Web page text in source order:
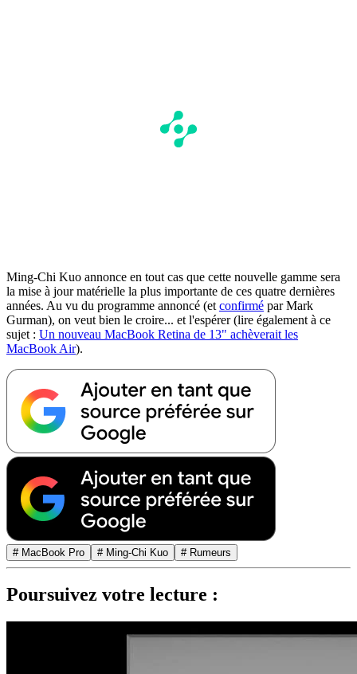
Ming-Chi Kuo annonce en tout cas que cette nouvelle gamme sera
la mise à jour matérielle la plus importante de ces quatre dernières
années. Au vu du programme annoncé (et confirmé par Mark
Gurman), on veut bien le croire... et l'espérer (lire également à ce
sujet : Un nouveau MacBook Retina de 13" achèverait les
MacBook Air).
# MacBook Pro # Ming-Chi Kuo # Rumeurs
Poursuivez votre lecture :